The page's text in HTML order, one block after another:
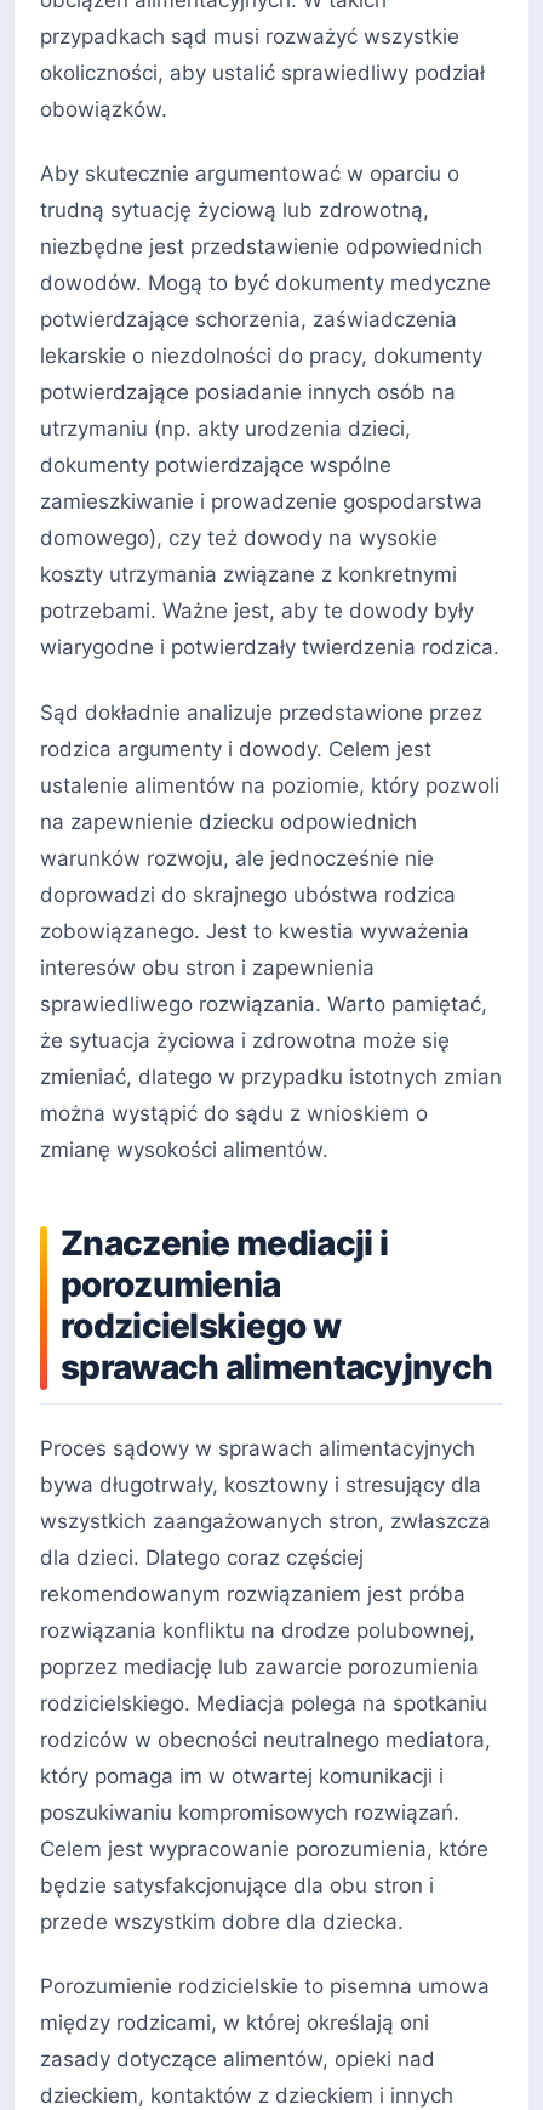
przypadkach sąd musi rozważyć wszystkie
okoliczności, aby ustalić sprawiedliwy podział
obowiązków.
Aby skutecznie argumentować w oparciu o
trudną sytuację życiową lub zdrowotną,
niezbędne jest przedstawienie odpowiednich
dowodów. Mogą to być dokumenty medyczne
potwierdzające schorzenia, zaświadczenia
lekarskie o niezdolności do pracy, dokumenty
potwierdzające posiadanie innych osób na
utrzymaniu (np. akty urodzenia dzieci,
dokumenty potwierdzające wspólne
zamieszkiwanie i prowadzenie gospodarstwa
domowego), czy też dowody na wysokie
koszty utrzymania związane z konkretnymi
potrzebami. Ważne jest, aby te dowody były
wiarygodne i potwierdzały twierdzenia rodzica.
Sąd dokładnie analizuje przedstawione przez
rodzica argumenty i dowody. Celem jest
ustalenie alimentów na poziomie, który pozwoli
na zapewnienie dziecku odpowiednich
warunków rozwoju, ale jednocześnie nie
doprowadzi do skrajnego ubóstwa rodzica
zobowiązanego. Jest to kwestia wyważenia
interesów obu stron i zapewnienia
sprawiedliwego rozwiązania. Warto pamiętać,
że sytuacja życiowa i zdrowotna może się
zmieniać, dlatego w przypadku istotnych zmian
można wystąpić do sądu z wnioskiem o
zmianę wysokości alimentów.
Znaczenie mediacji i
porozumienia
rodzicielskiego w
sprawach alimentacyjnych
Proces sądowy w sprawach alimentacyjnych
bywa długotrwały, kosztowny i stresujący dla
wszystkich zaangażowanych stron, zwłaszcza
dla dzieci. Dlatego coraz częściej
rekomendowanym rozwiązaniem jest próba
rozwiązania konfliktu na drodze polubownej,
poprzez mediację lub zawarcie porozumienia
rodzicielskiego. Mediacja polega na spotkaniu
rodziców w obecności neutralnego mediatora,
który pomaga im w otwartej komunikacji i
poszukiwaniu kompromisowych rozwiązań.
Celem jest wypracowanie porozumienia, które
będzie satysfakcjonujące dla obu stron i
przede wszystkim dobre dla dziecka.
Porozumienie rodzicielskie to pisemna umowa
między rodzicami, w której określają oni
zasady dotyczące alimentów, opieki nad
dzieckiem, kontaktów z dzieckiem i innych